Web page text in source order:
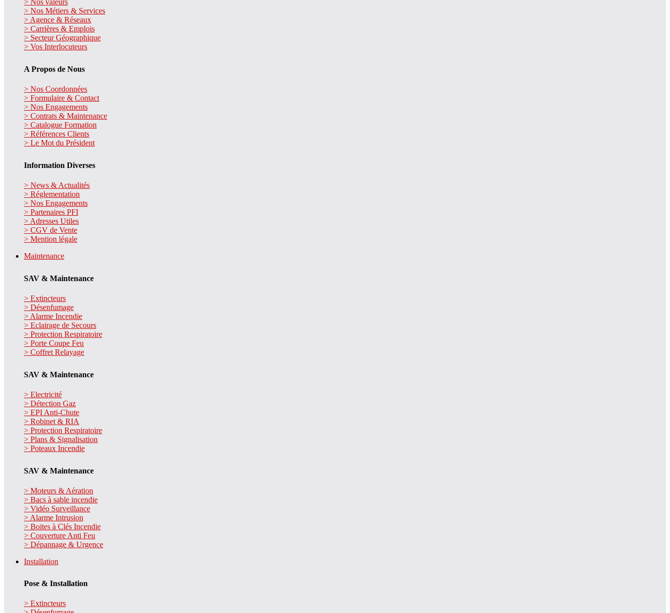
> Nos valeurs
> Nos Métiers & Services
> Agence & Réseaux
> Carrières & Emplois
> Secteur Géographique
> Vos Interlocuteurs
A Propos de Nous
> Nos Coordonnées
> Formulaire & Contact
> Nos Engagements
> Contrats & Maintenance
> Catalogue Formation
> Références Clients
> Le Mot du Président
Information Diverses
> News & Actualités
> Réglementation
> Nos Engagements
> Partenaires PFI
> Adresses Utiles
> CGV de Vente
> Mention légale
Maintenance
SAV & Maintenance
> Extincteurs
> Désenfumage
> Alarme Incendie
> Eclairage de Secours
> Protection Respiratoire
> Porte Coupe Feu
> Coffret Relayage
SAV & Maintenance
> Electricité
> Détection Gaz
> EPI Anti-Chute
> Robinet & RIA
> Protection Respiratoire
> Plans & Signalisation
> Poteaux Incendie
SAV & Maintenance
> Moteurs & Aération
> Bacs à sable incendie
> Vidéo Surveillance
> Alarme Intrusion
> Boites à Clés Incendie
> Couverture Anti Feu
> Dépannage & Urgence
Installation
Pose & Installation
> Extincteurs